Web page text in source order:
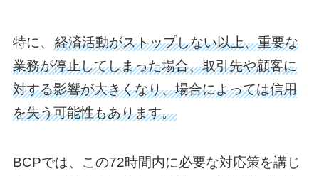
特に、 経済活動がストップしない以上、重要な
業務が停止してしまった場合、取引先や顧客に
対する影響が大きくなり、場合によっては信用
を失う可能性もあります。
BCPでは、この72時間内に必要な対応策を講じ